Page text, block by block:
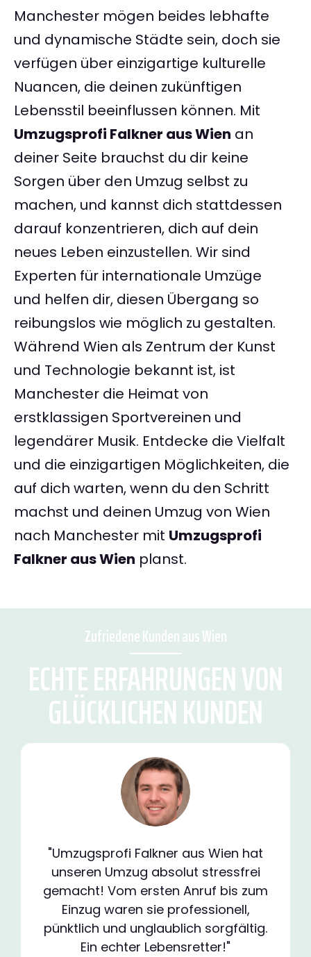
Manchester mögen beides lebhafte
und dynamische Städte sein, doch sie
verfügen über einzigartige kulturelle
Nuancen, die deinen zukünftigen
Lebensstil beeinflussen können. Mit
Umzugsprofi Falkner aus Wien an
deiner Seite brauchst du dir keine
Sorgen über den Umzug selbst zu
machen, und kannst dich stattdessen
darauf konzentrieren, dich auf dein
neues Leben einzustellen. Wir sind
Experten für internationale Umzüge
und helfen dir, diesen Übergang so
reibungslos wie möglich zu gestalten.
Während Wien als Zentrum der Kunst
und Technologie bekannt ist, ist
Manchester die Heimat von
erstklassigen Sportvereinen und
legendärer Musik. Entdecke die Vielfalt
und die einzigartigen Möglichkeiten, die
auf dich warten, wenn du den Schritt
machst und deinen Umzug von Wien
nach Manchester mit Umzugsprofi
Falkner aus Wien planst.
Zufriedene Kunden aus Wien
ECHTE ERFAHRUNGEN VON
GLÜCKLICHEN KUNDEN
"Umzugsprofi Falkner aus Wien hat
unseren Umzug absolut stressfrei
gemacht! Vom ersten Anruf bis zum
Einzug waren sie professionell,
pünktlich und unglaublich sorgfältig.
Ein echter Lebensretter!"